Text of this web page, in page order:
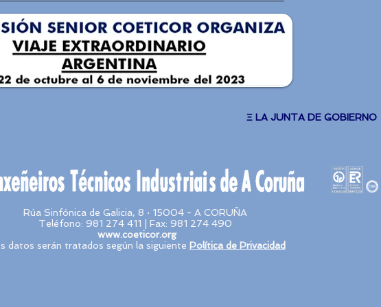
Ξ LA JUNTA DE GOBIERNO
Rúa Sinfónica de Galicia, 8 · 15004 - A CORUÑA
Teléfono: 981 274 411 | Fax: 981 274 490
www.coeticor.org
datos serán tratados según la siguiente Política de Privacidad